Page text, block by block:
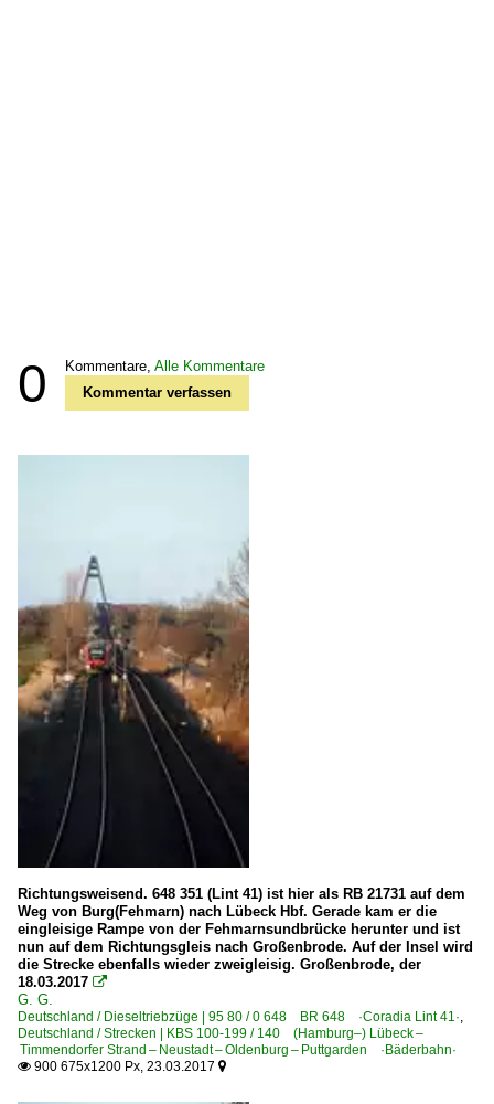
0 Kommentare, Alle Kommentare
Kommentar verfassen
Richtungsweisend. 648 351 (Lint 41) ist hier als RB 21731 auf dem
Weg von Burg(Fehmarn) nach Lübeck Hbf. Gerade kam er die
eingleisige Rampe von der Fehmarnsundbrücke herunter und ist
nun auf dem Richtungsgleis nach Großenbrode. Auf der Insel wird
die Strecke ebenfalls wieder zweigleisig. Großenbrode, der
18.03.2017 
G. G.
Deutschland / Dieseltriebzüge | 95 80 / 0 648 BR 648 ·Coradia Lint 41·,
Deutschland / Strecken | KBS 100-199 / 140 (Hamburg–) Lübeck –
Timmendorfer Strand – Neustadt – Oldenburg – Puttgarden ·Bäderbahn·
 900 675x1200 Px, 23.03.2017 